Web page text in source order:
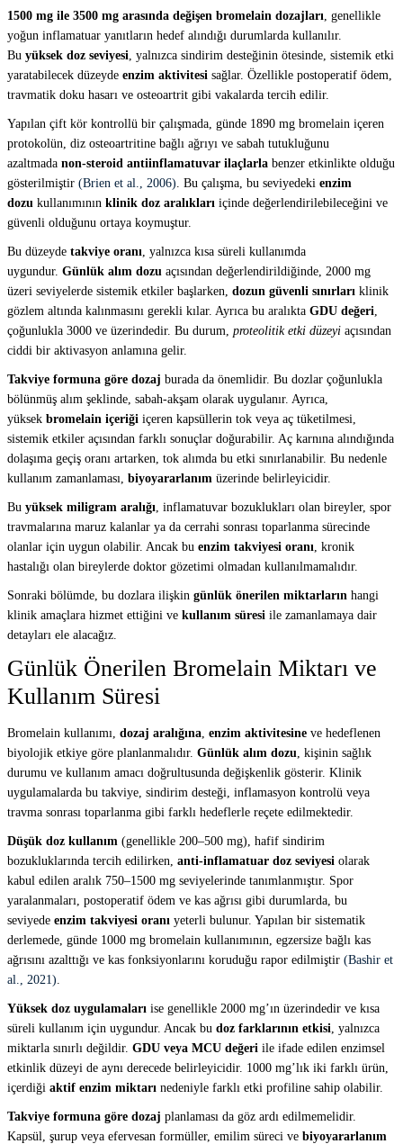
1500 mg ile 3500 mg arasında değişen bromelain dozajları , genellikle
yoğun inflamatuar yanıtların hedef alındığı durumlarda kullanılır.
Bu yüksek doz seviyesi , yalnızca sindirim desteğinin ötesinde, sistemik etki
yaratabilecek düzeyde enzim aktivitesi sağlar. Özellikle postoperatif ödem,
travmatik doku hasarı ve osteoartrit gibi vakalarda tercih edilir.
Yapılan çift kör kontrollü bir çalışmada, günde 1890 mg bromelain içeren
protokolün, diz osteoartritine bağlı ağrıyı ve sabah tutukluğunu
azaltmada non-steroid antiinflamatuvar ilaçlarla benzer etkinlikte olduğu
gösterilmiştir (Brien et al., 2006) . Bu çalışma, bu seviyedeki enzim
dozu kullanımının klinik doz aralıkları içinde değerlendirilebileceğini ve
güvenli olduğunu ortaya koymuştur.
Bu düzeyde takviye oranı , yalnızca kısa süreli kullanımda
uygundur. Günlük alım dozu açısından değerlendirildiğinde, 2000 mg
üzeri seviyelerde sistemik etkiler başlarken, dozun güvenli sınırları klinik
gözlem altında kalınmasını gerekli kılar. Ayrıca bu aralıkta GDU değeri
çoğunlukla 3000 ve üzerindedir. Bu durum, proteolitik etki düzeyi açısından
ciddi bir aktivasyon anlamına gelir.
Takviye formuna göre dozaj burada da önemlidir. Bu dozlar çoğunlukla
bölünmüş alım şeklinde, sabah-akşam olarak uygulanır. Ayrıca,
yüksek bromelain içeriği içeren kapsüllerin tok veya aç tüketilmesi,
sistemik etkiler açısından farklı sonuçlar doğurabilir. Aç karnına alındığında
dolaşıma geçiş oranı artarken, tok alımda bu etki sınırlanabilir. Bu nedenle
kullanım zamanlaması, biyoyararlanım üzerinde belirleyicidir.
Bu yüksek miligram aralığı , inflamatuvar bozuklukları olan bireyler, spor
travmalarına maruz kalanlar ya da cerrahi sonrası toparlanma sürecinde
olanlar için uygun olabilir. Ancak bu enzim takviyesi oranı , kronik
hastalığı olan bireylerde doktor gözetimi olmadan kullanılmamalıdır.
Sonraki bölümde, bu dozlara ilişkin günlük önerilen miktarların hangi
klinik amaçlara hizmet ettiğini ve kullanım süresi ile zamanlamaya dair
detayları ele alacağız.
Günlük Önerilen Bromelain Miktarı ve
Kullanım Süresi
Bromelain kullanımı, dozaj aralığına enzim aktivitesine ve hedeflenen
biyolojik etkiye göre planlanmalıdır. Günlük alım dozu , kişinin sağlık
durumu ve kullanım amacı doğrultusunda değişkenlik gösterir. Klinik
uygulamalarda bu takviye, sindirim desteği, inflamasyon kontrolü veya
travma sonrası toparlanma gibi farklı hedeflerle reçete edilmektedir.
Düşük doz kullanım (genellikle 200–500 mg), hafif sindirim
bozukluklarında tercih edilirken, anti-inflamatuar doz seviyesi olarak
kabul edilen aralık 750–1500 mg seviyelerinde tanımlanmıştır. Spor
yaralanmaları, postoperatif ödem ve kas ağrısı gibi durumlarda, bu
seviyede enzim takviyesi oranı yeterli bulunur. Yapılan bir sistematik
derlemede, günde 1000 mg bromelain kullanımının, egzersize bağlı kas
ağrısını azalttığı ve kas fonksiyonlarını koruduğu rapor edilmiştir (Bashir et
al., 2021)
Yüksek doz uygulamaları ise genellikle 2000 mg’ın üzerindedir ve kısa
süreli kullanım için uygundur. Ancak bu doz farklarının etkisi , yalnızca
miktarla sınırlı değildir. GDU veya MCU değeri ile ifade edilen enzimsel
etkinlik düzeyi de aynı derecede belirleyicidir. 1000 mg’lık iki farklı ürün,
içerdiği aktif enzim miktarı nedeniyle farklı etki profiline sahip olabilir.
Takviye formuna göre dozaj planlaması da göz ardı edilmemelidir.
Kapsül, şurup veya efervesan formüller, emilim süreci ve biyoyararlanım